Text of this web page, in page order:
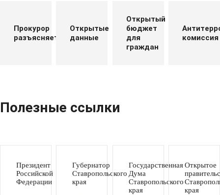
Прокурор
разъясняет
Открытые
данные
Открытый
бюджет
для
граждан
комиссия
Полезные ссылки
Президент
Российской
Федерации
Губернатор
Ставропольского
края
Государственная
Дума
Ставропольского
края
Открытое
края